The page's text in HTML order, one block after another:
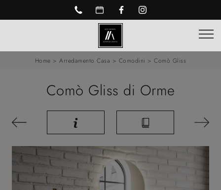
Home >Arredamento Casa > Comodini >Comò Gliss
Comò Gliss di Orme